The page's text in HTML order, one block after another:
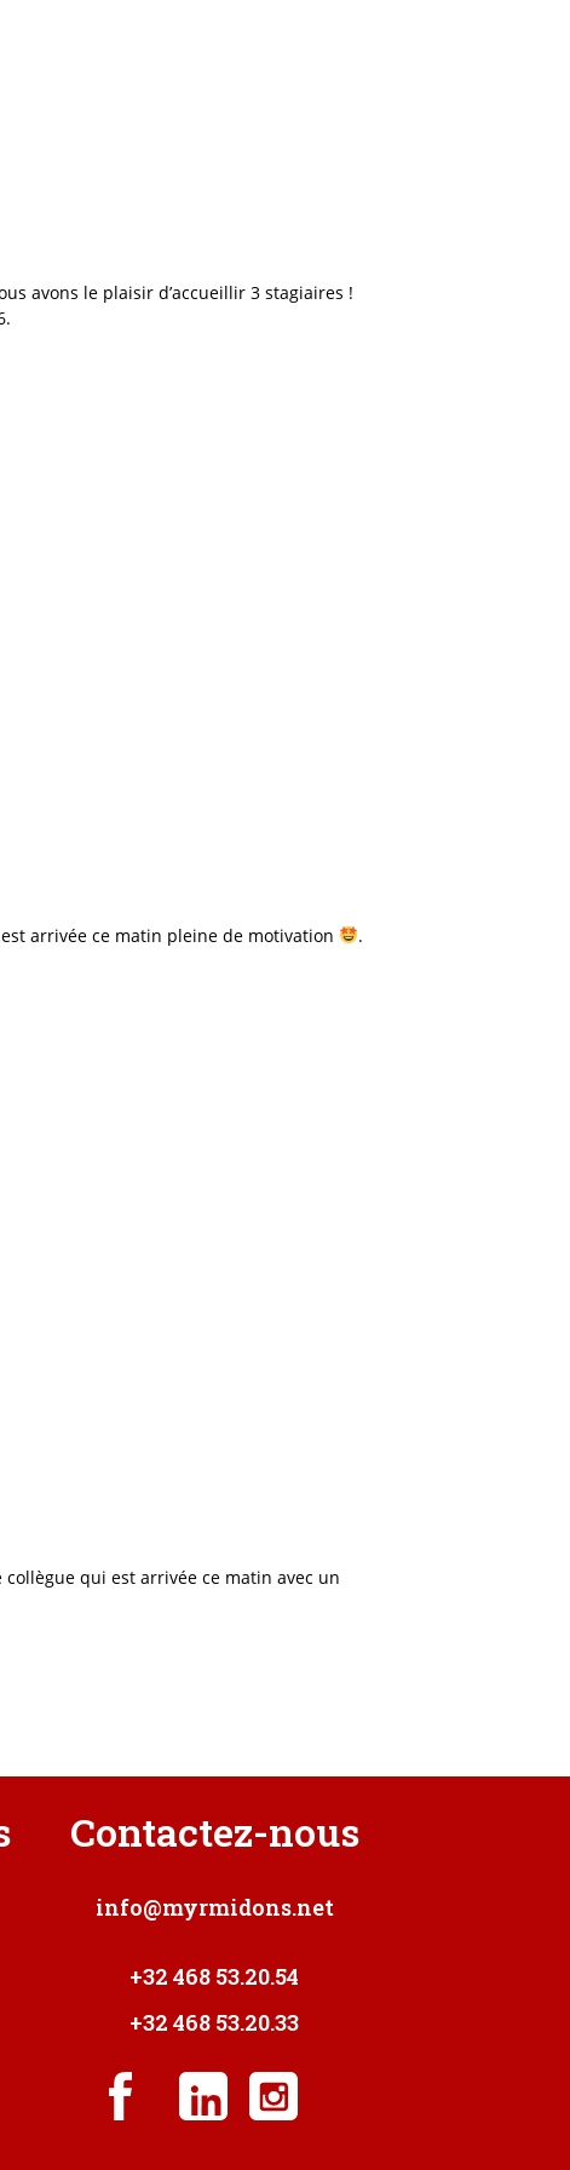
avons le plaisir d’accueillir 3 stagiaires !
arrivée ce matin pleine de motivation
.
qui est arrivée ce matin avec un
Contactez-nous
info@myrmidons.net
+32 468 53.20.54
+32 468 53.20.33